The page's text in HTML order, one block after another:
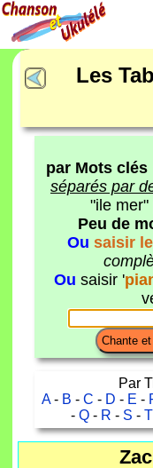
Les
par Mots
séparés par
"ile
Peu de
Ou saisir
Ou saisir '
Par
A- B - C - D - E -
-Q - R - S -T